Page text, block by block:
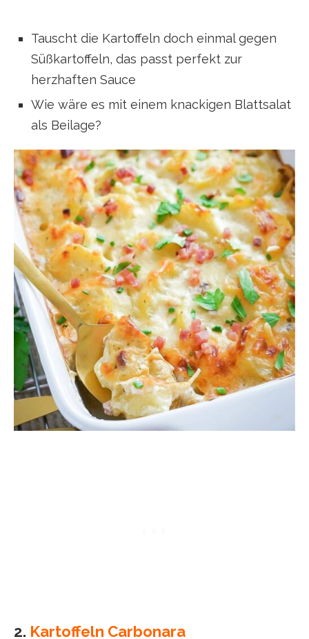
Tauscht die Kartoffeln doch einmal gegen
Süßkartoffeln, das passt perfekt zur
herzhaften Sauce
Wie wäre es mit einem knackigen Blattsalat
als Beilage?
2. Kartoffeln Carbonara